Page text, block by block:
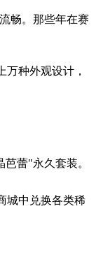
畅。那些年在赛
种外观设计，
蕾"永久套装。
城中兑换各类稀